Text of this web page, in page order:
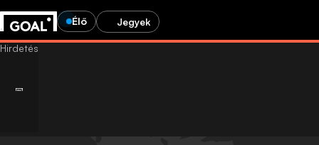
Élő Jegyek